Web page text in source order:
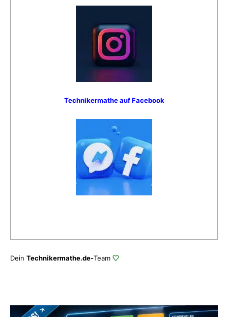
Technikermathe auf Facebook
Dein Technikermathe.de-Team